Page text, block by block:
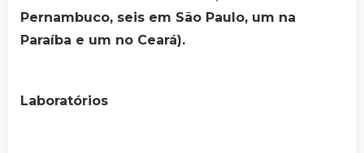
Pernambuco, seis em São Paulo, um na
Paraíba e um no Ceará).
Laboratórios